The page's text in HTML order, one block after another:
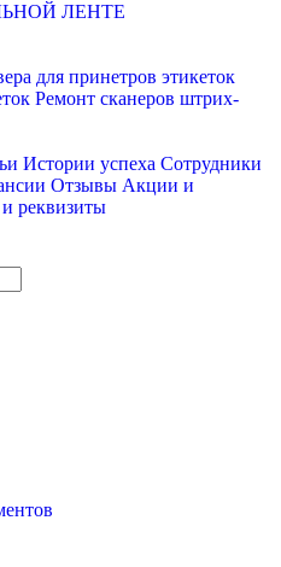
ЛЕНТЕ
для принетров этикеток
Ремонт сканеров штрих-
Истории успеха Сотрудники
Отзывы Акции и
реквизиты